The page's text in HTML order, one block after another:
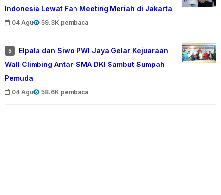
Indonesia Lewat Fan Meeting Meriah di Jakarta
04 Agu 59.3K pembaca
5
Elpala dan Siwo PWI Jaya Gelar Kejuaraan
Wall Climbing Antar-SMA DKI Sambut Sumpah
Pemuda
04 Agu 58.6K pembaca